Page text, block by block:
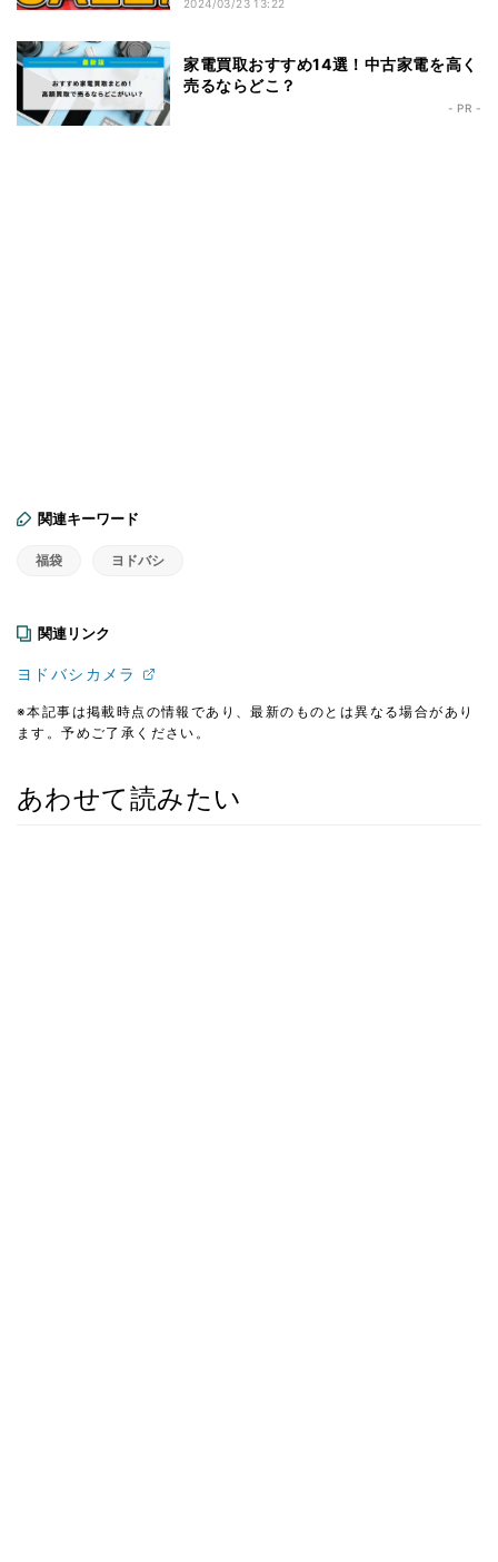
2024/03/23 13:22
家電買取おすすめ14選！中古家電を高く
売るならどこ？
- PR -
関連キーワード
福袋 ヨドバシ
関連リンク
ヨドバシカメラ
※本記事は掲載時点の情報であり、最新のものとは異なる場合があり
ます。予めご了承ください。
あわせて読みたい